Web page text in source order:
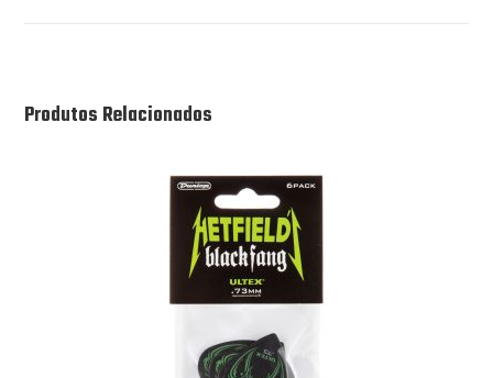
Produtos Relacionados